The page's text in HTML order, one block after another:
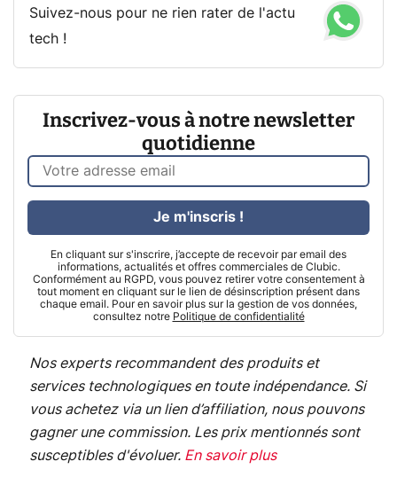
Suivez-nous pour ne rien rater de l'actu
tech !
Inscrivez-vous à notre newsletter
quotidienne
En cliquant sur s'inscrire, j’accepte de recevoir par email des
informations, actualités et offres commerciales de Clubic.
Conformément au RGPD, vous pouvez retirer votre consentement à
tout moment en cliquant sur le lien de désinscription présent dans
chaque email. Pour en savoir plus sur la gestion de vos données,
consultez notre Politique de confidentialité
Je m'inscris !
Nos experts recommandent des produits et
services technologiques en toute indépendance. Si
vous achetez via un lien d’affiliation, nous pouvons
gagner une commission. Les prix mentionnés sont
susceptibles d'évoluer. En savoir plus